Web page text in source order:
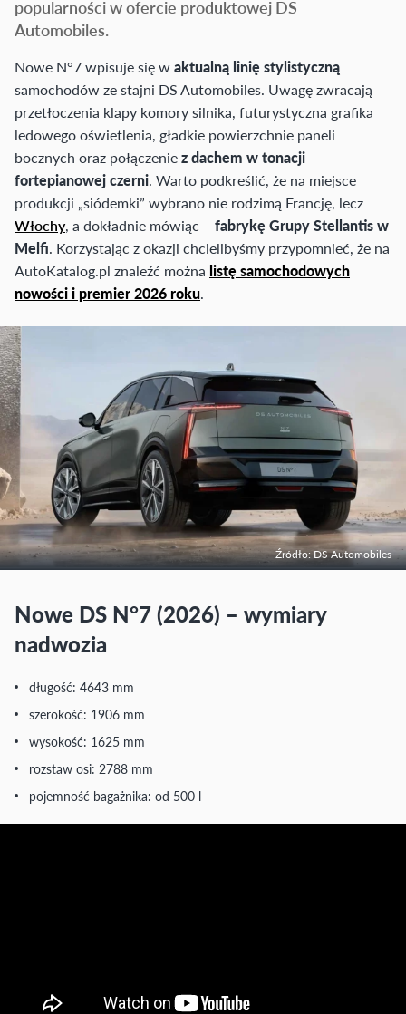
popularności w ofercie produktowej DS
Automobiles.
Nowe N°7 wpisuje się waktualną linię stylistyczną
samochodów ze stajni DS Automobiles. Uwagę zwracają
przetłoczenia klapy komory silnika, futurystyczna grafika
ledowego oświetlenia, gładkie powierzchnie paneli
bocznych oraz połączeniez dachem w tonacji
fortepianowej czerni. Warto podkreślić, że na miejsce
produkcji „siódemki” wybrano nie rodzimą Francję, lecz
Włochy, a dokładnie mówiąc – fabrykę Grupy Stellantis w
Melfi. Korzystając z okazji chcielibyśmy przypomnieć, że na
AutoKatalog.pl znaleźć można listę samochodowych
nowości i premier 2026 roku.
Źródło: DS Automobiles
Nowe DS N°7 (2026) – wymiary
nadwozia
długość: 4643 mm
szerokość: 1906 mm
wysokość: 1625 mm
rozstaw osi: 2788 mm
pojemność bagażnika: od 500 l